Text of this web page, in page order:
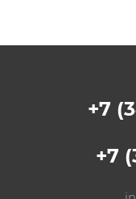
+7
+7